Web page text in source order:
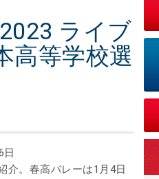
ライブ
高等学校選
日
介。春高バレーは1月4日